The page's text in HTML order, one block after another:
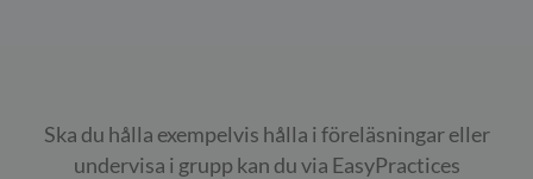
Ska du hålla exempelvis hålla i föreläsningar eller
undervisa i grupp kan du via EasyPractices